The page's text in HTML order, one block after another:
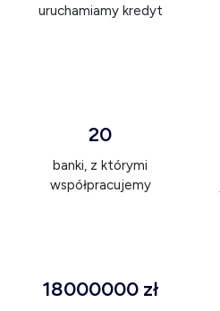
uruchamiamy kredyt
20
banki, z którymi
współpracujemy
18000000 zł